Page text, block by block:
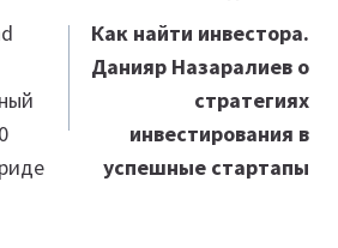
Как найти инвестора.
Данияр Назаралиев о
стратегиях
инвестирования в
успешные стартапы